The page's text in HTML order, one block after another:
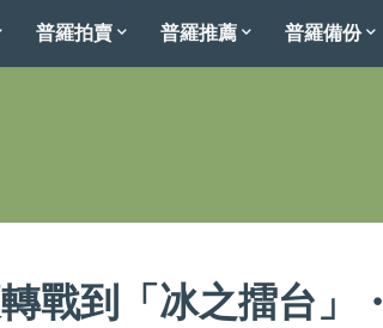
普羅拍賣 普羅推薦 普羅備份
戰到「冰之擂台」・